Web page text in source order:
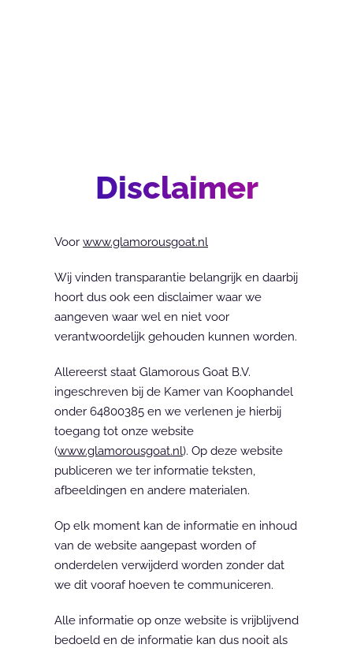
Disclaimer
Voor www.glamorousgoat.nl
Wij vinden transparantie belangrijk en daarbij
hoort dus ook een disclaimer waar we
aangeven waar wel en niet voor
verantwoordelijk gehouden kunnen worden.
Allereerst staat Glamorous Goat B.V.
ingeschreven bij de Kamer van Koophandel
onder 64800385 en we verlenen je hierbij
toegang tot onze website
(www.glamorousgoat.nl). Op deze website
publiceren we ter informatie teksten,
afbeeldingen en andere materialen.
Op elk moment kan de informatie en inhoud
van de website aangepast worden of
onderdelen verwijderd worden zonder dat
we dit vooraf hoeven te communiceren.
Alle informatie op onze website is vrijblijvend
bedoeld en de informatie kan dus nooit als